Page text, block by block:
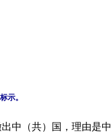
中（共）国，理由是中